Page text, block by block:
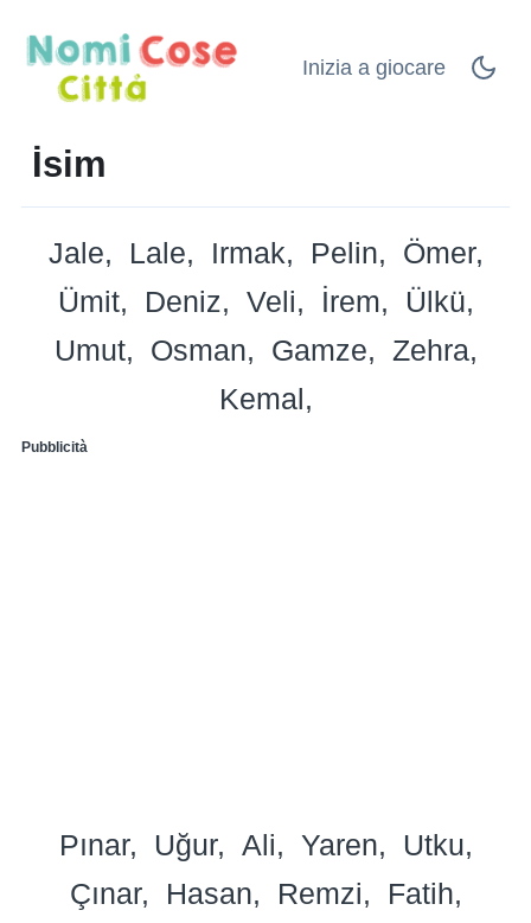
Inizia a giocare
İsim
Jale Lale Irmak Pelin
Ömer
Ümit
Deniz Veli İrem
Ülkü
Umut
Osman Gamze
Zehra
Kemal
Pubblicità
Pınar Uğur Ali Yaren
Utku
Çınar
Hasan Remzi
Fatih